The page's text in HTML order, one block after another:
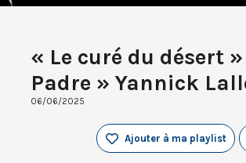
« Le curé du désert
Padre » Yannick
06/06/2025
Ajouter à ma playlist